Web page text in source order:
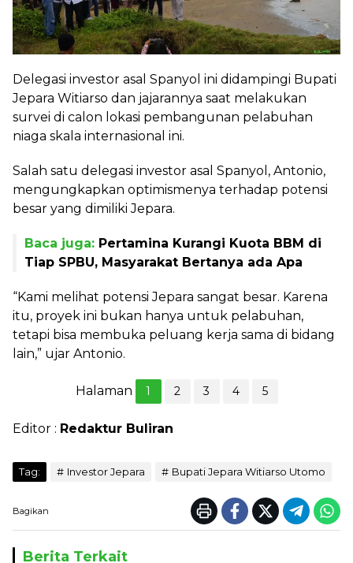
Delegasi investor asal Spanyol ini didampingi Bupati
Jepara Witiarso dan jajarannya saat melakukan
survei di calon lokasi pembangunan pelabuhan
niaga skala internasional ini.
Salah satu delegasi investor asal Spanyol, Antonio,
mengungkapkan optimismenya terhadap potensi
besar yang dimiliki Jepara.
Baca juga: Pertamina Kurangi Kuota BBM di
Tiap SPBU, Masyarakat Bertanya ada Apa
“Kami melihat potensi Jepara sangat besar. Karena
itu, proyek ini bukan hanya untuk pelabuhan,
tetapi bisa membuka peluang kerja sama di bidang
lain,” ujar Antonio.
Halaman 1 2 3 4 5
Editor : Redaktur Buliran
Tag: Investor Jepara Bupati Jepara Witiarso Utomo
Bagikan
Berita Terkait